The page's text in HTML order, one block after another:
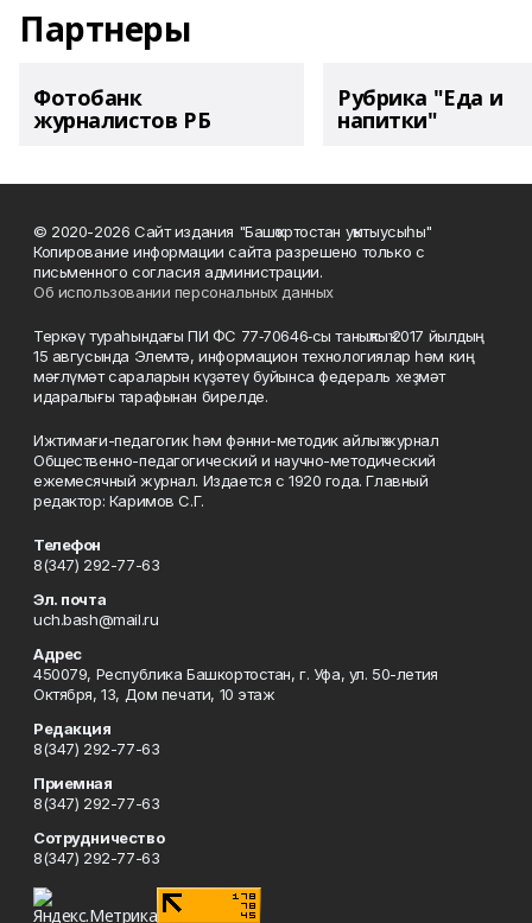
Партнеры
Фотобанк
журналистов РБ
Рубрика "Еда и
напитки"
© 2020-2026 Сайт издания "Башҡортостан уҡытыусыһы"
Копирование информации сайта разрешено только с
письменного согласия администрации.
Об использовании персональных данных
Теркәү тураһындағы ПИ ФС 77‑70646‑сы таныҡлыҡ 2017 йылдың
15 авгусында Элемтә, информацион технологиялар һәм киң
мәғлүмәт сараларын күҙәтеү буйынса федераль хеҙмәт
идаралығы тарафынан бирелде.
Ижтимағи-педагогик һәм фәнни-методик айлыҡ журнал
Общественно-педагогический и научно-методический
ежемесячный журнал. Издается с 1920 года. Главный
редактор: Каримов С.Г.
Телефон
8(347) 292-77-63
Эл. почта
uch.bash@mail.ru
Адрес
450079, Республика Башкортостан, г. Уфа, ул. 50-летия
Октября, 13, Дом печати, 10 этаж
Редакция
8(347) 292-77-63
Приемная
8(347) 292-77-63
Сотрудничество
8(347) 292-77-63